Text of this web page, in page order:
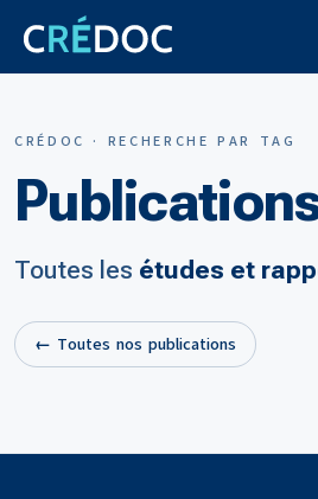
CRÉDOC · RECHERCHE PAR TAG
Toutes les études et
← Toutes nos publications